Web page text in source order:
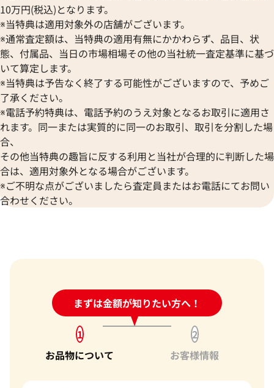
10万円(税込)となります。
※当特典は適用対象外の店舗がございます。
※通常査定額は、当特典の適用有無にかかわらず、品目、状
態、付属品、当日の市場相場その他の当社統一査定基準に基づ
いて算定します。
※当特典は予告なく終了する可能性がございますので、予めご
了承ください。
※電話予約特典は、電話予約のうえ対象となるお取引に適用さ
れます。同一または実質的に同一のお取引、取引を分割した場
合、
その他当特典の趣旨に反する利用と当社が合理的に判断した場
合は、適用対象外となる場合がございます。
※ご不明な点がございましたら査定員またはお電話にてお問い
合わせください。
まずは金額が知りたい方へ！
24時間受付中!問い合わせフォーム
1
お品物について
2
お客様情報